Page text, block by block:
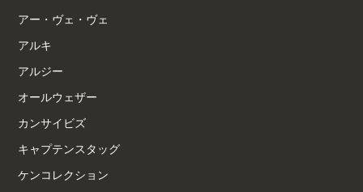
アー・ヴェ・ヴェ
アルキ
アルジー
オールウェザー
カンサイビズ
キャプテンスタッグ
ケンコレクション